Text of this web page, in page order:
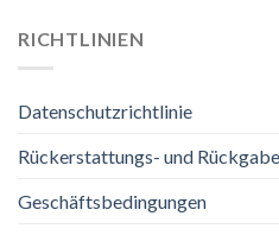
RICHTLINIEN
Datenschutzrichtlinie
Rückerstattungs- und
Geschäftsbedingungen